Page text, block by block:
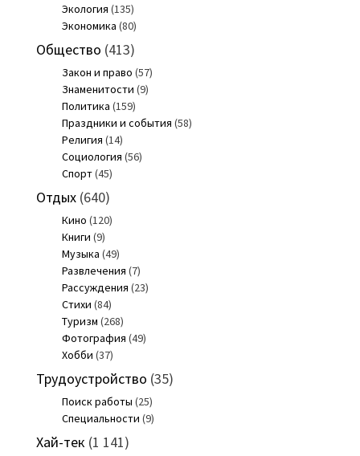
Экология (135)
Экономика (80)
Общество (413)
Закон и право (57)
Знаменитости (9)
Политика (159)
Праздники и события (58)
Религия (14)
Социология (56)
Спорт(45)
Отдых(640)
Кино (120)
Книги (9)
Музыка (49)
Развлечения (7)
Рассуждения (23)
Стихи (84)
Туризм (268)
Фотография (49)
Хобби (37)
Трудоустройство (35)
Поиск работы (25)
Специальности (9)
Хай-тек (1 141)